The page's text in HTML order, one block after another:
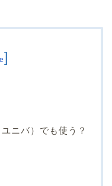
]
ニバ）でも使う？